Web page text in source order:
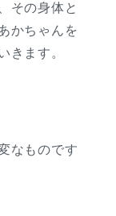
その身体と
かちゃんを
きます。
なものです